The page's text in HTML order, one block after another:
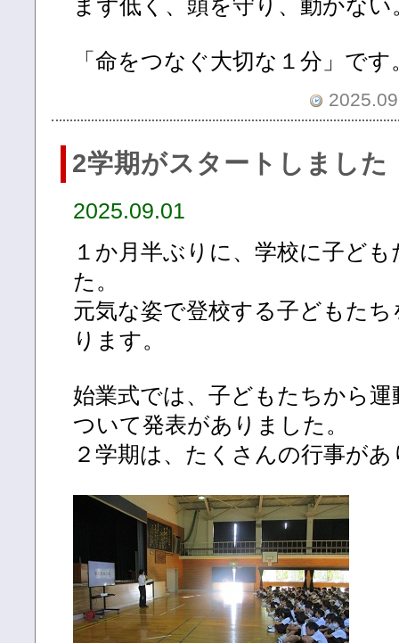
まず低く、頭を守り、動かない
「命をつなぐ大切な１分」です
2学期がスタートしました
2025.09.01
１か月半ぶりに、学校に子ど
た。
元気な姿で登校する子どもた
ります。
始業式では、子どもたちから
ついて発表がありました。
２学期は、たくさんの行事が